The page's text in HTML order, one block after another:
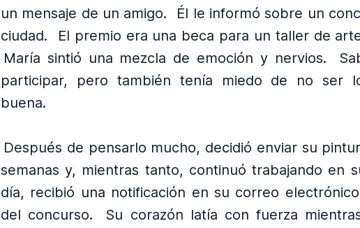
un mensaje de un amigo.
Él le informó sobre un
ciudad.
El premio era una beca para un taller de
María sintió una mezcla de emoción y nervios.
participar, pero también tenía miedo de no ser
buena.
Después de pensarlo mucho, decidió enviar su
semanas y, mientras tanto, continuó trabajando en
día, recibió una notificación en su correo
del concurso.
Su corazón latía con fuerza